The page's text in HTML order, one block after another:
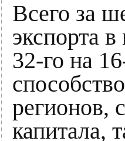
Всего за
экспорта
32-го на
регионов,
капитала,